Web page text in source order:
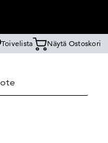
Toivelista Näytä Ostoskori